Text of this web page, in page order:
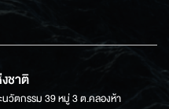
ชาติ
วัตกรรม 39 หมู่ 3 ต.คลองห้า